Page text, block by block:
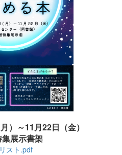
）～11月22日（金）
展示書架
スト.pdf